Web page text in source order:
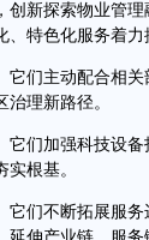
创新探索物业管
、特色化服务着力
主动配合相关部
治理新路径。
加强科技设备投
实根基。
不断拓展服务边